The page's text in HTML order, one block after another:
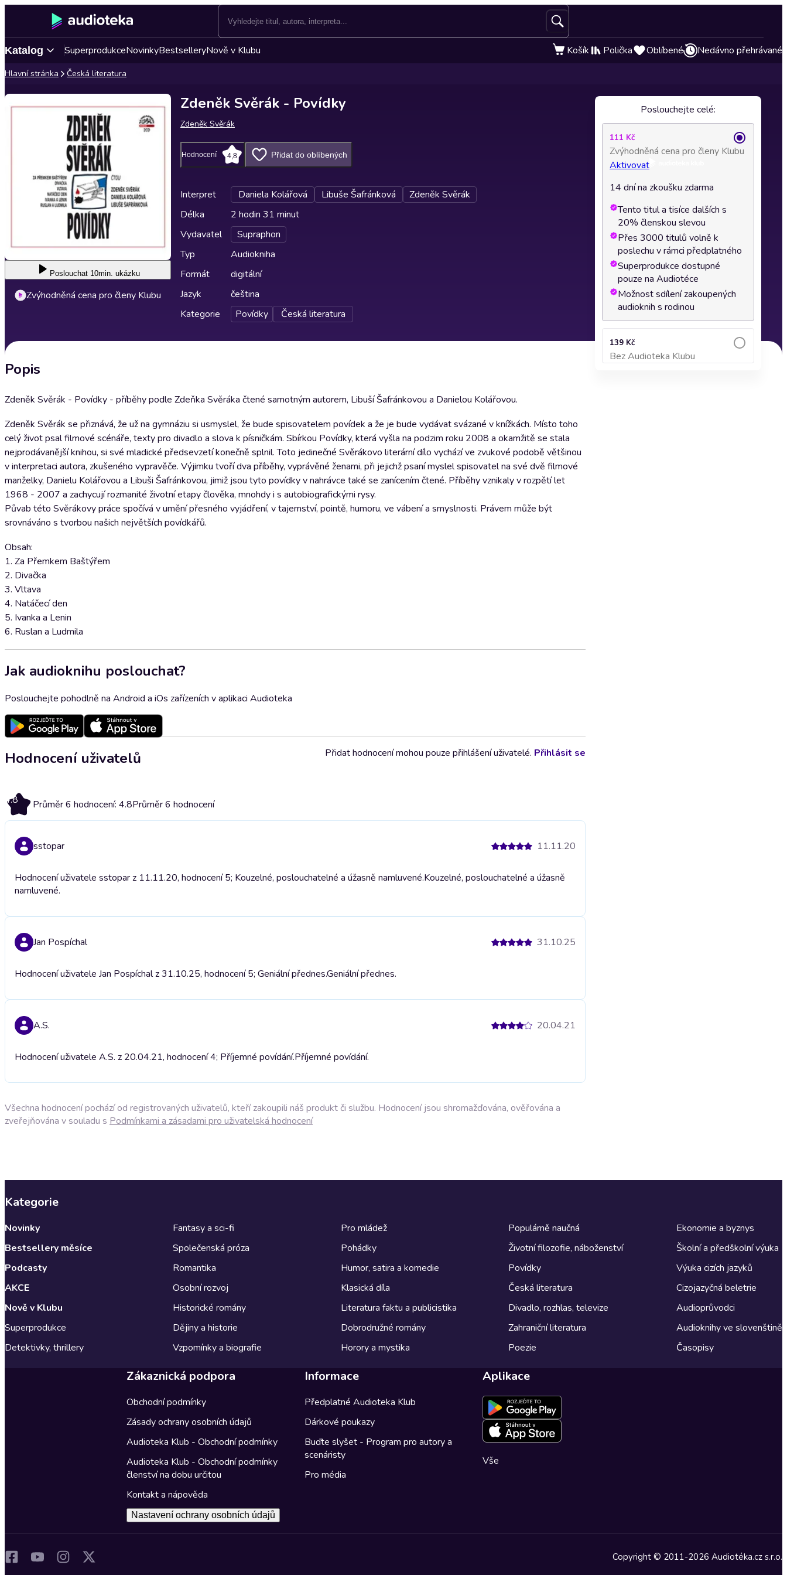
Katalog SuperprodukceNovinkyBestselleryNově v Klubu Košík Polička Oblíbené Nedávno přehrávané
Hlavní stránka Česká literatura
Poslouchat 10min. ukázku
Zvýhodněná cena pro členy Klubu
Zdeněk Svěrák - Povídky
Zdeněk Svěrák
Hodnocení 4,8 Přidat do oblíbených
Interpret Daniela Kolářová Libuše Šafránková
Zdeněk Svěrák
Délka
2 hodin 31 minut
Vydavatel
Supraphon
Typ
Audiokniha
Formát
digitální
Jazyk
čeština
Kategorie
Povídky Česká literatura
Popis
Zdeněk Svěrák - Povídky - příběhy podle Zdeňka Svěráka čtené samotným autorem, Libuší Šafránkovou a Danielou Kolářovou.
Zdeněk Svěrák se přiznává, že už na gymnáziu si usmyslel, že bude spisovatelem povídek a že je bude vydávat svázané v knížkách. Místo toho
celý život psal filmové scénáře, texty pro divadlo a slova k písničkám. Sbírkou Povídky, která vyšla na podzim roku 2008 a okamžitě se stala
nejprodávanější knihou, si své mladické předsevzetí konečně splnil. Toto jedinečné Svěrákovo literární dílo vychází ve zvukové podobě většinou
v interpretaci autora, zkušeného vypravěče. Výjimku tvoří dva příběhy, vyprávěné ženami, při jejichž psaní myslel spisovatel na své dvě filmové
manželky, Danielu Kolářovou a Libuši Šafránkovou, jimiž jsou tyto povídky v nahrávce také se zanícením čtené. Příběhy vznikaly v rozpětí let
1968 - 2007 a zachycují rozmanité životní etapy člověka, mnohdy i s autobiografickými rysy.
Půvab této Svěrákovy práce spočívá v umění přesného vyjádření, v tajemství, pointě, humoru, ve vábení a smyslnosti. Právem může být
srovnáváno s tvorbou našich největších povídkářů.
Obsah:
1. Za Přemkem Baštýřem
2. Divačka
3. Vltava
4. Natáčecí den
5. Ivanka a Lenin
6. Ruslan a Ludmila
Jak audioknihu poslouchat?
Poslouchejte pohodlně na Android a iOs zařízeních v aplikaci Audioteka
Hodnocení uživatelů
4.8 Průměr 6 hodnocení: 4.8Průměr 6 hodnocení
Přidat hodnocení mohou pouze přihlášení uživatelé. Přihlásit se
sstopar 11.11.20
Hodnocení uživatele sstopar z 11.11.20, hodnocení 5; Kouzelné, poslouchatelné a úžasně namluvené.Kouzelné, poslouchatelné a úžasně
namluvené.
Jan Pospíchal 31.10.25
Hodnocení uživatele Jan Pospíchal z 31.10.25, hodnocení 5; Geniální přednes.Geniální přednes.
A.S. 20.04.21
Hodnocení uživatele A.S. z 20.04.21, hodnocení 4; Příjemné povídání.Příjemné povídání.
Všechna hodnocení pochází od registrovaných uživatelů, kteří zakoupili náš produkt či službu. Hodnocení jsou shromažďována, ověřována a
zveřejňována v souladu s Podmínkami a zásadami pro uživatelská hodnocení
Poslouchejte celé:
111 Kč
Zvýhodněná cena pro členy Klubu
Aktivovat
14 dní na zkoušku zdarma
Tento titul a tisíce dalších s
20% členskou slevou
Přes 3000 titulů volně k
poslechu v rámci předplatného
Superprodukce dostupné
pouze na Audiotéce
Možnost sdílení zakoupených
audioknih s rodinou
139 Kč
Bez Audioteka Klubu
Přidat do košíku
Kategorie
Novinky
Bestsellery měsíce
Podcasty
AKCE
Nově v Klubu
Superprodukce
Detektivky, thrillery
Fantasy a sci-fi
Společenská próza
Romantika
Osobní rozvoj
Historické romány
Dějiny a historie
Vzpomínky a biografie
Pro mládež
Pohádky
Humor, satira a komedie
Klasická díla
Literatura faktu a publicistika
Dobrodružné romány
Horory a mystika
Populárně naučná
Životní filozofie, náboženství
Povídky
Česká literatura
Divadlo, rozhlas, televize
Zahraniční literatura
Poezie
Ekonomie a byznys
Školní a předškolní výuka
Výuka cizích jazyků
Cizojazyčná beletrie
Audioprůvodci
Audioknihy ve slovenštině
Časopisy
Zákaznická podpora
Obchodní podmínky
Zásady ochrany osobních údajů
Audioteka Klub - Obchodní podmínky
Audioteka Klub - Obchodní podmínky
členství na dobu určitou
Kontakt a nápověda
Nastavení ochrany osobních údajů
Informace
Předplatné Audioteka Klub
Dárkové poukazy
Buďte slyšet - Program pro autory a
scenáristy
Pro média
Aplikace
Vše
Copyright © 2011-2026 Audiotéka.cz s.r.o.